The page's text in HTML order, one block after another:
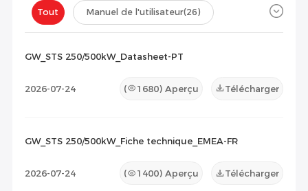
Tout Manuel de l'utilisateur(26)
GW_STS 250/500kW_Datasheet-PT
2026-07-24 ( 1680) Aperçu Télécharger
GW_STS 250/500kW_Fiche technique_EMEA-FR
2026-07-24 ( 1400) Aperçu Télécharger